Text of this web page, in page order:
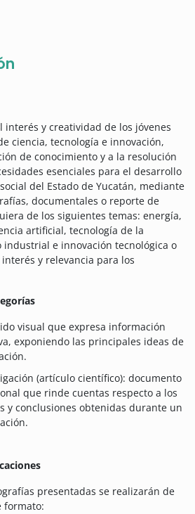
interés y creatividad de los jóvenes
ciencia, tecnología e innovación,
de conocimiento y a la resolución
esenciales para el desarrollo
del Estado de Yucatán, mediante
documentales o reporte de
de los siguientes temas: energía,
artificial, tecnología de la
e innovación tecnológica o
y relevancia para los
visual que expresa información
exponiendo las principales ideas de
(artículo científico): documento
que rinde cuentas respecto a los
y conclusiones obtenidas durante un
presentadas se realizarán de
formato: